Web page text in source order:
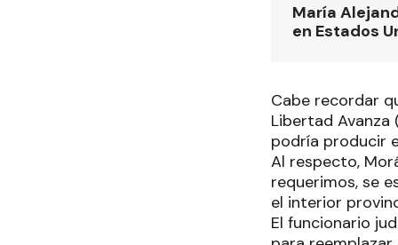
María
en Estados
Cabe recordar
Libertad
podría producir
Al respecto,
requerimos, se
el interior
El funcionario